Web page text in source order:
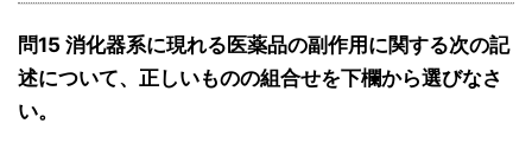
問15 消化器系に現れる医薬品の副作用に関する次の記
述について、正しいものの組合せを下欄から選びなさ
い。